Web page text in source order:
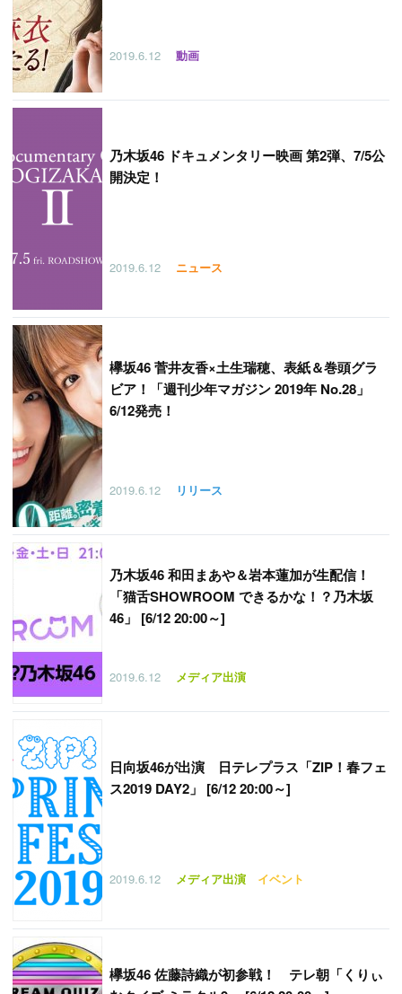
2019.6.12 動画
乃木坂46 ドキュメンタリー映画 第2弾、7/5公
開決定！
2019.6.12 ニュース
欅坂46 菅井友香×土生瑞穂、表紙＆巻頭グラ
ビア！「週刊少年マガジン 2019年 No.28」
6/12発売！
2019.6.12 リリース
乃木坂46 和田まあや＆岩本蓮加が生配信！
「猫舌SHOWROOM できるかな！？乃木坂
46」 [6/12 20:00～]
2019.6.12 メディア出演
日向坂46が出演 日テレプラス「ZIP！春フェ
ス2019 DAY2」 [6/12 20:00～]
2019.6.12 メディア出演 イベント
欅坂46 佐藤詩織が初参戦！ テレ朝「くりぃ